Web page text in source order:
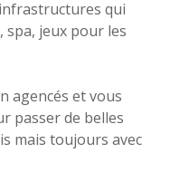
qui
spa, jeux pour les
agencés et vous
passer de belles
mais toujours avec